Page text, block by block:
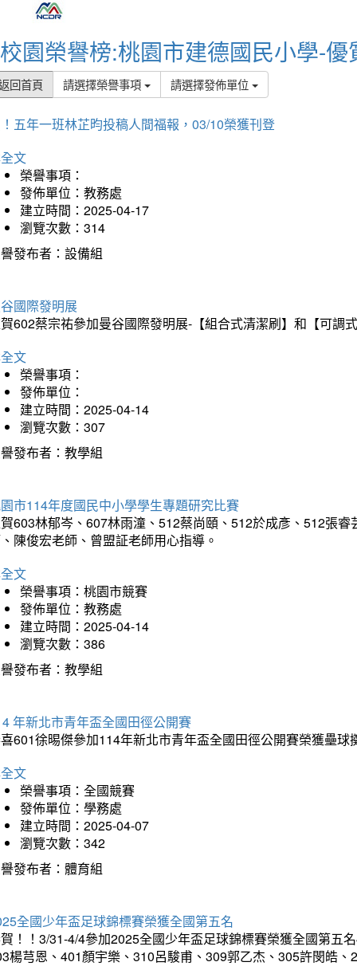
校園榮譽榜:桃園市建德國民小學-優
回首頁 請選擇榮譽事項 請選擇發佈單位
五年一班林芷昀投稿人間福報，03/10榮獲刊登
文
榮譽事項：
發佈單位：教務處
建立時間：2025-04-17
瀏覽次數：314
發布者：設備組
國際發明展
602蔡宗祐參加曼谷國際發明展-【組合式清潔刷】和【可調
文
榮譽事項：
發佈單位：
建立時間：2025-04-14
瀏覽次數：307
發布者：教學組
市114年度國民中小學學生專題研究比賽
603林郁岑、607林雨潼、512蔡尚頤、512於成彥、512張
陳俊宏老師、曾盟証老師用心指導。
文
榮譽事項：桃園市競賽
發佈單位：教務處
建立時間：2025-04-14
瀏覽次數：386
發布者：教學組
年新北市青年盃全國田徑公開賽
601徐晹傑參加114年新北市青年盃全國田徑公開賽榮獲壘
文
榮譽事項：全國競賽
發佈單位：學務處
建立時間：2025-04-07
瀏覽次數：342
發布者：體育組
全國少年盃足球錦標賽榮獲全國第五名
！！3/31-4/4參加2025全國少年盃足球錦標賽榮獲全國第五
楊芎恩、401顏宇樂、310呂駿甫、309郭乙杰、305許閔皓